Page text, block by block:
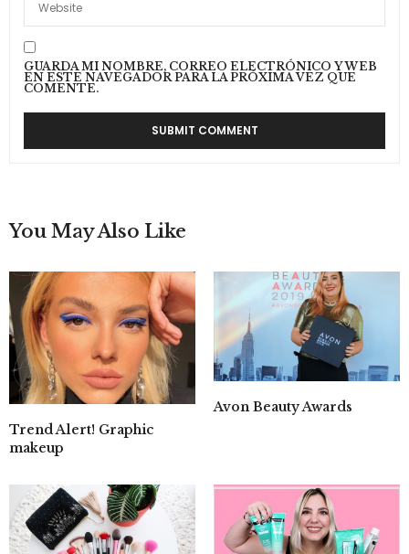
GUARDA MI NOMBRE, CORREO ELECTRÓNICO Y WEB
EN ESTE NAVEGADOR PARA LA PRÓXIMA VEZ QUE
COMENTE.
You May Also Like
Trend Alert! Graphic
makeup
Avon Beauty Awards